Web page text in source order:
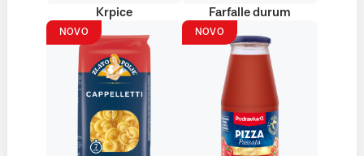
Krpice Farfalle durum
NOVO NOVO